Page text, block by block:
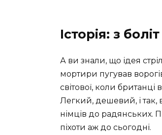
Історія: з
А ви знали, що ідея
мортири пугував
світової, коли
Легкий, дешевий, і так,
німців до радянських.
піхоти аж до сьогодні.